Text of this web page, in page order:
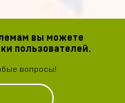
вы можете
пользователей.
вопросы!